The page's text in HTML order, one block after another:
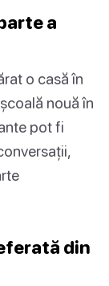
a
o casă în
nouă în
pot fi
din